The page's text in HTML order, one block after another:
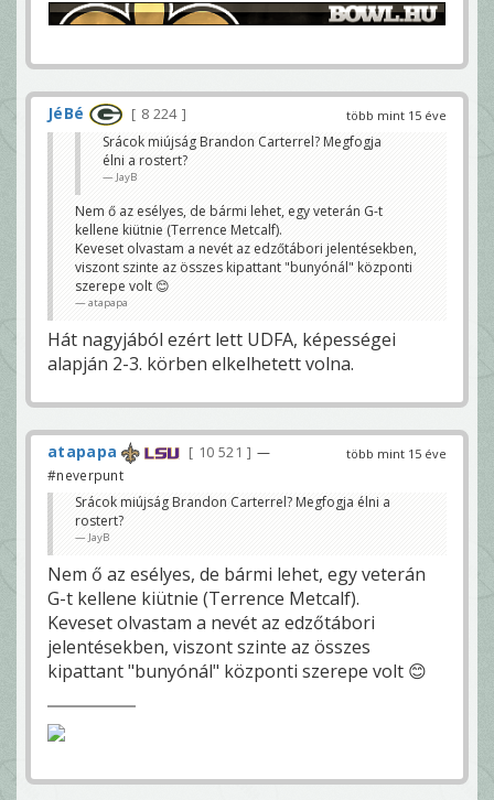
több mint 15 éve
JéBé
8 224
Srácok miújság Brandon Carterrel? Megfogja
élni a rostert?
JayB
Nem ő az esélyes, de bármi lehet, egy veterán G-t
kellene kiütnie (Terrence Metcalf).
Keveset olvastam a nevét az edzőtábori jelentésekben,
viszont szinte az összes kipattant "bunyónál" központi
szerepe volt 😊
atapapa
Hát nagyjából ezért lett UDFA, képességei
alapján 2-3. körben elkelhetett volna.
több mint 15 éve
atapapa 10 521
—
#neverpunt
Srácok miújság Brandon Carterrel? Megfogja élni a
rostert?
JayB
Nem ő az esélyes, de bármi lehet, egy veterán
G-t kellene kiütnie (Terrence Metcalf).
Keveset olvastam a nevét az edzőtábori
jelentésekben, viszont szinte az összes
kipattant "bunyónál" központi szerepe volt 😊